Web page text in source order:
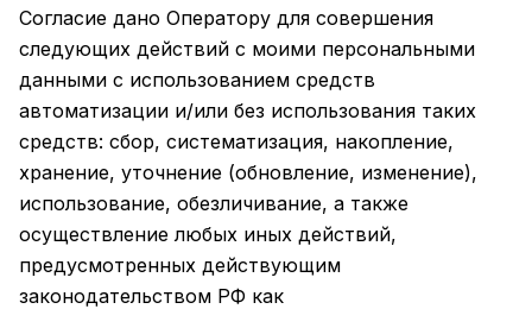
Согласие дано Оператору для совершения
следующих действий с моими персональными
данными с использованием средств
автоматизации и/или без использования таких
средств: сбор, систематизация, накопление,
хранение, уточнение (обновление, изменение),
использование, обезличивание, а также
осуществление любых иных действий,
предусмотренных действующим
законодательством РФ как